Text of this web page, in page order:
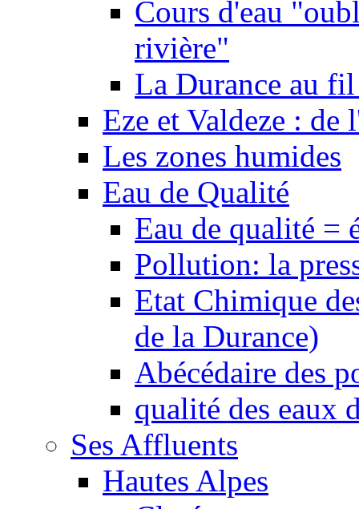
Cours d'eau
rivière"
La Durance au
Eze et Valdeze : de
Les zones humides
Eau de Qualité
Eau de qualité =
Pollution: la
Etat Chimique
de la Durance)
Abécédaire des
qualité des eaux
Ses Affluents
Hautes Alpes